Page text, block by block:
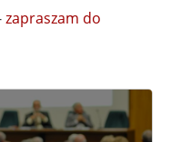
zapraszam do